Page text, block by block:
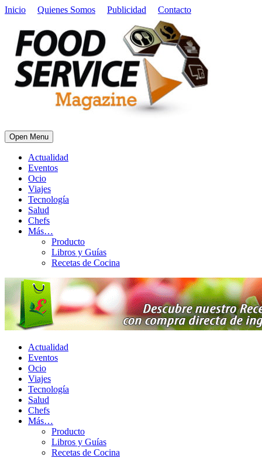
Inicio Quienes Somos Publicidad Contacto
Open Menu
Actualidad
Eventos
Ocio
Viajes
Tecnología
Salud
Chefs
Más…
Producto
Libros y Guías
Recetas de Cocina
Actualidad
Eventos
Ocio
Viajes
Tecnología
Salud
Chefs
Más…
Producto
Libros y Guías
Recetas de Cocina